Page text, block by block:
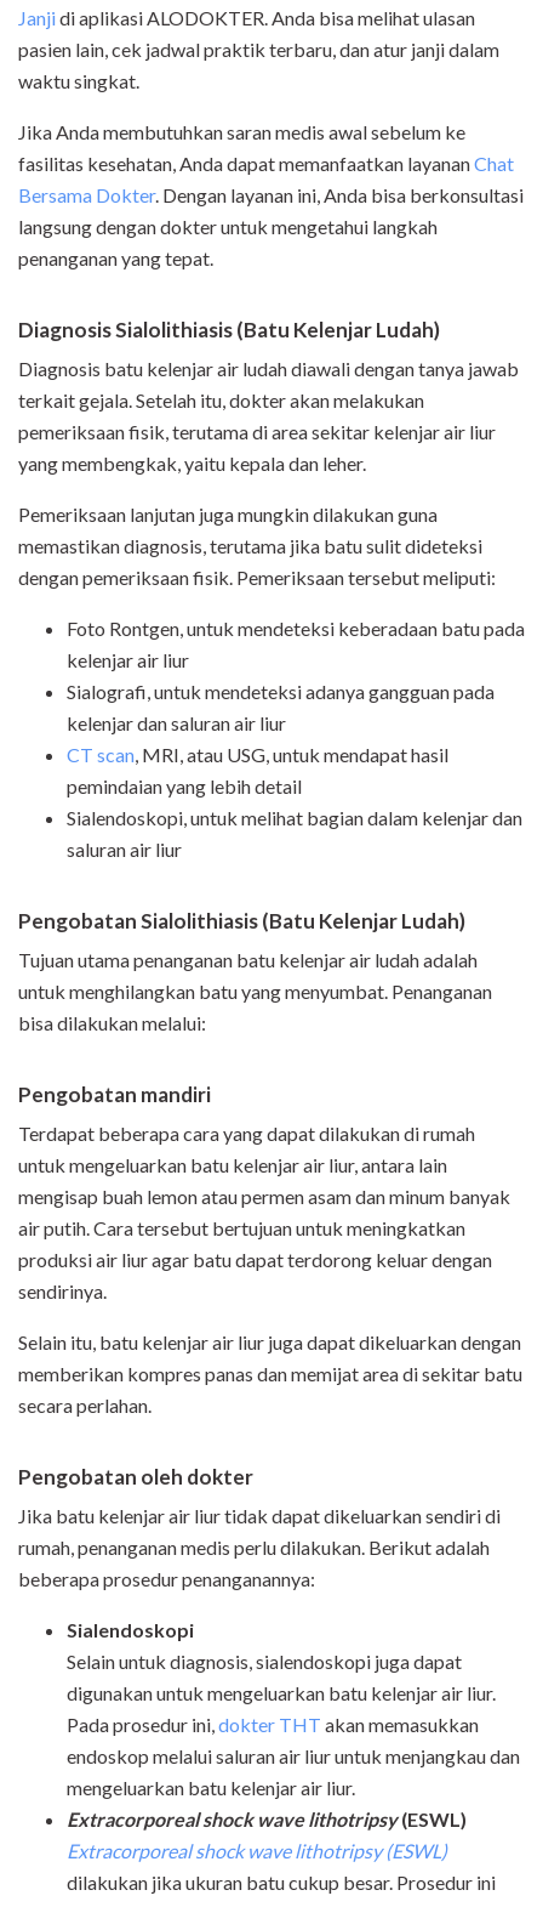
Janjidi aplikasi ALODOKTER. Anda bisa melihat ulasan
pasien lain, cek jadwal praktik terbaru, dan atur janji dalam
waktu singkat.
Jika Anda membutuhkan saran medis awal sebelum ke
fasilitas kesehatan, Anda dapat memanfaatkan layananChat
Bersama Dokter. Dengan layanan ini, Anda bisa berkonsultasi
langsung dengan dokter untuk mengetahui langkah
penanganan yang tepat.
DiagnosisSialolithiasis(Batu Kelenjar Ludah)
Diagnosis batu kelenjar air ludah diawali dengan tanya jawab
terkait gejala. Setelah itu, dokter akan melakukan
pemeriksaan fisik, terutama di area sekitar kelenjar air liur
yang membengkak, yaitu kepala dan leher.
Pemeriksaan lanjutan juga mungkin dilakukan guna
memastikan diagnosis, terutama jika batu sulit dideteksi
dengan pemeriksaan fisik. Pemeriksaan tersebut meliputi:
Foto Rontgen, untuk mendeteksi keberadaan batu pada
kelenjar air liur
Sialografi, untuk mendeteksi adanya gangguan pada
kelenjar dan saluran air liur
CT scan, MRI, atau USG, untuk mendapat hasil
pemindaian yang lebih detail
Sialendoskopi, untuk melihat bagian dalam kelenjar dan
saluran air liur
PengobatanSialolithiasis(Batu Kelenjar Ludah)
Tujuan utama penanganan batu kelenjar air ludah adalah
untuk menghilangkan batu yang menyumbat. Penanganan
bisa dilakukan melalui:
Pengobatan mandiri
Terdapat beberapa cara yang dapat dilakukan di rumah
untuk mengeluarkan batu kelenjar air liur, antara lain
mengisap buah lemon atau permen asam dan minum banyak
air putih. Cara tersebut bertujuan untuk meningkatkan
produksi air liur agar batu dapat terdorong keluar dengan
sendirinya.
Selain itu, batu kelenjar air liur juga dapat dikeluarkan dengan
memberikan kompres panas dan memijat area di sekitar batu
secara perlahan.
Pengobatan oleh dokter
Jika batu kelenjar air liur tidak dapat dikeluarkan sendiri di
rumah, penanganan medis perlu dilakukan. Berikut adalah
beberapa prosedur penanganannya:
Sialendoskopi
Selain untuk diagnosis, sialendoskopi juga dapat
digunakan untuk mengeluarkan batu kelenjar air liur.
Pada prosedur ini,dokter THT akan memasukkan
endoskop melalui saluran air liur untuk menjangkau dan
mengeluarkan batu kelenjar air liur.
Extracorporeal shock wave lithotripsy(ESWL)
Extracorporeal shock wave lithotripsy (ESWL)
dilakukan jika ukuran batu cukup besar. Prosedur ini